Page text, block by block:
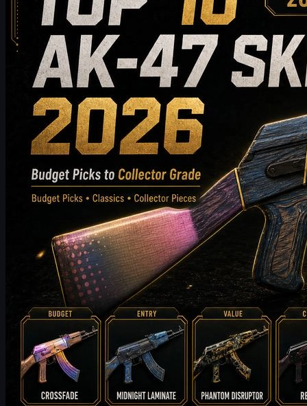
2026'da satın almaya değer en iyi 10 AK-47 skinini keşfedin; bütçe
dostu seçeneklerden üst düzey koleksiyonluk tercihlere kadar. Bu
kılavuz, CS2 oyuncularının envanterleri için en iyi AK-47 skinini
seçmelerine yardımcı olmak amacıyla stil, fiyat seviyesi, aşınma,
piyasa değeri ve satın alma ipuçlarını karşılaştırır.
Mayıs 20, 2026
tarafından
Michael
Johnson
Counter-Strike 2Haziran 17, 2026
CS2 Major Röportajı: max ve 9z’nin Tarihi Underdog
Koşusu
9z kaptanı max ile IEM Cologne Major 2026, FURIA eşleşmesi,